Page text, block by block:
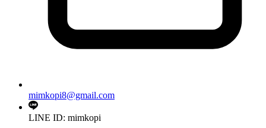
mimkopi8@gmail.com
LINE ID: mimkopi